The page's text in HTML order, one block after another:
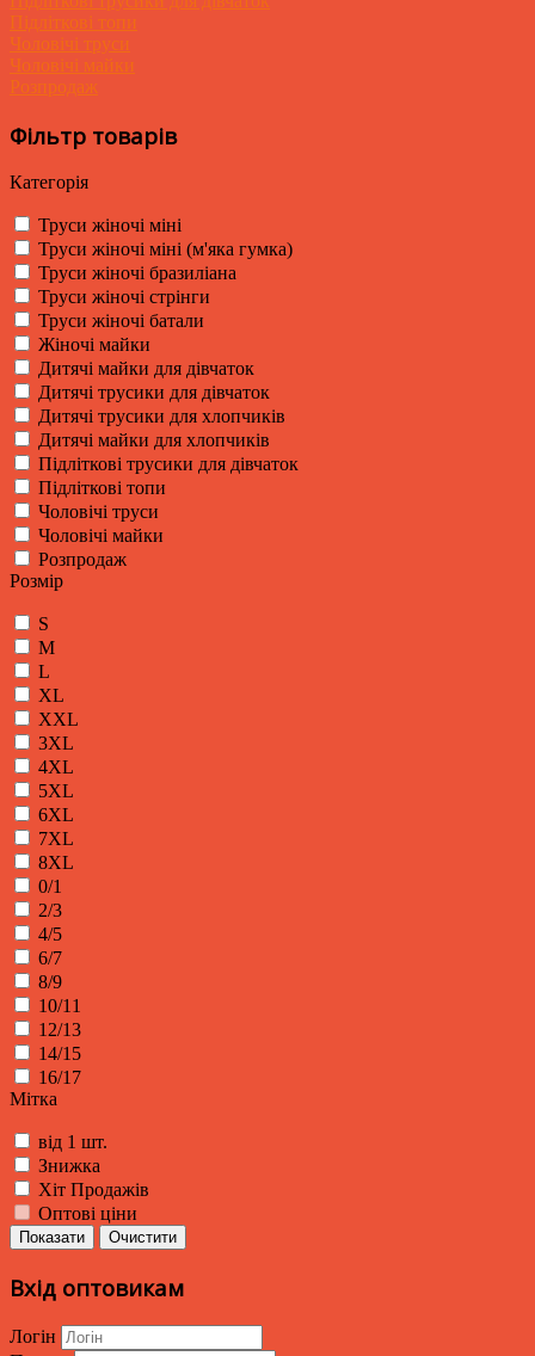
Підліткові топи
Чоловічі труси
Чоловічі майки
Розпродаж
Фільтр товарів
Категорія
Труси жіночі міні
Труси жіночі міні (м'яка гумка)
Труси жіночі бразиліана
Труси жіночі стрінги
Труси жіночі батали
Жіночі майки
Дитячі майки для дівчаток
Дитячі трусики для дівчаток
Дитячі трусики для хлопчиків
Дитячі майки для хлопчиків
Підліткові трусики для дівчаток
Підліткові топи
Чоловічі труси
Чоловічі майки
Розпродаж
Розмір
S
M
L
XL
XXL
3XL
4XL
5XL
6XL
7XL
8XL
0/1
2/3
4/5
6/7
8/9
10/11
12/13
14/15
16/17
Мітка
від 1 шт.
Знижка
Хіт Продажів
Оптові ціни
Показати Очистити
Вхід оптовикам
Логін